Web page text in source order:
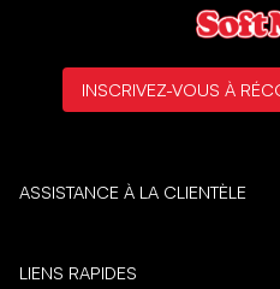
ASSISTANCE À LA CLIENTÈLE
LIENS RAPIDES
INSCRIVEZ-VOUS À